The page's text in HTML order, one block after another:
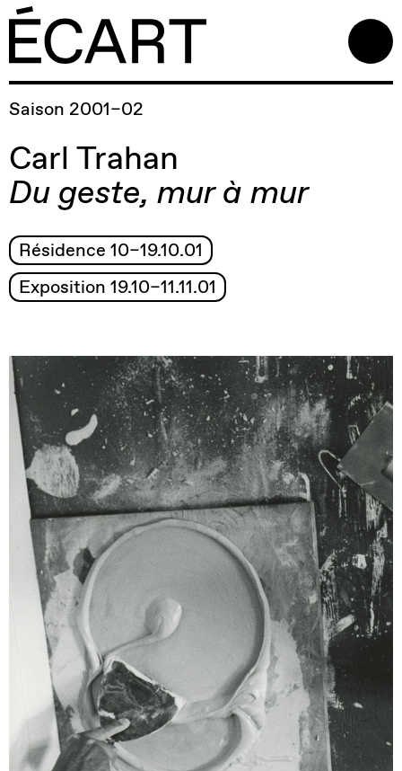
Saison 2001–02
Carl Trahan
Du geste, mur à mur
Résidence 10–19.10.01
Exposition 19.10–11.11.01